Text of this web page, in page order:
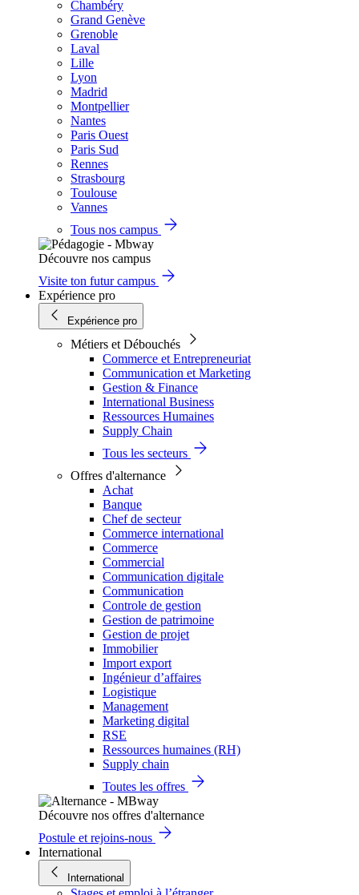
Chambéry
Grand Genève
Grenoble
Laval
Lille
Lyon
Madrid
Montpellier
Nantes
Paris Ouest
Paris Sud
Rennes
Strasbourg
Toulouse
Vannes
Tous nos campus
Découvre nos campus
Visite ton futur campus
Expérience pro
Expérience pro
Métiers et Débouchés
Commerce et Entrepreneuriat
Communication et Marketing
Gestion & Finance
International Business
Ressources Humaines
Supply Chain
Tous les secteurs
Offres d'alternance
Achat
Banque
Chef de secteur
Commerce international
Commerce
Commercial
Communication digitale
Communication
Controle de gestion
Gestion de patrimoine
Gestion de projet
Immobilier
Import export
Ingénieur d’affaires
Logistique
Management
Marketing digital
RSE
Ressources humaines (RH)
Supply chain
Toutes les offres
Découvre nos offres d'alternance
Postule et rejoins-nous
International
International